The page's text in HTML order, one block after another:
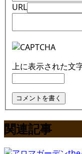
URL
上に表示された文
関連記事